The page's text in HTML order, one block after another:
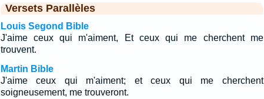
Versets Parallèles
Louis Segond Bible
J'aime ceux qui m'aiment, Et ceux qui me cherchent me
trouvent.
Martin Bible
J'aime ceux qui m'aiment; et ceux qui me cherchent
soigneusement, me trouveront.